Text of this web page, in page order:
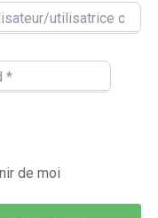
utilisatrice ou e-
de moi